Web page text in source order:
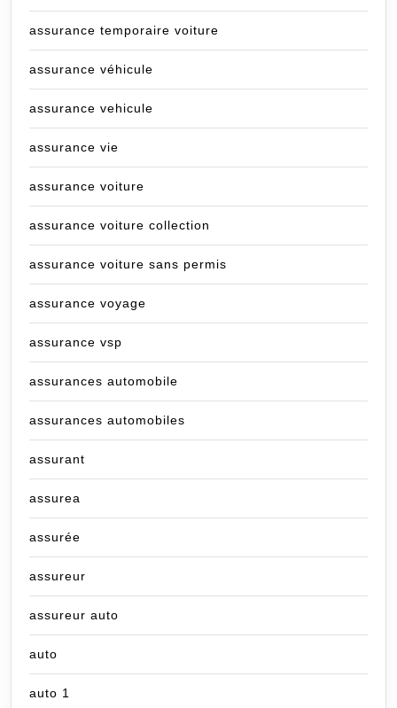
assurance temporaire voiture
assurance véhicule
assurance vehicule
assurance vie
assurance voiture
assurance voiture collection
assurance voiture sans permis
assurance voyage
assurance vsp
assurances automobile
assurances automobiles
assurant
assurea
assurée
assureur
assureur auto
auto
auto 1